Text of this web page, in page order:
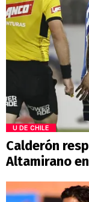
U DE CHILE
Calderón
Altamirano